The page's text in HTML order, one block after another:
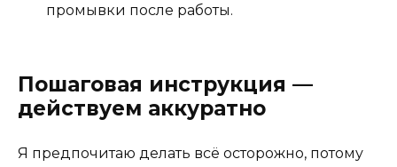
промывки после работы.
Пошаговая инструкция —
действуем аккуратно
Я предпочитаю делать всё осторожно, потому